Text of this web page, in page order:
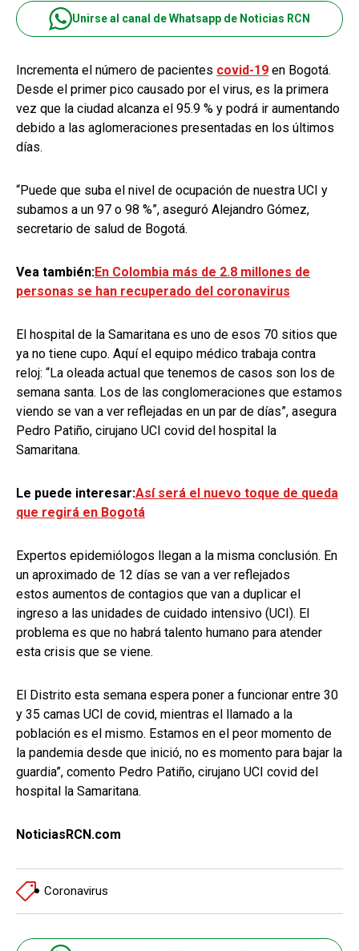
Unirse al canal de Whatsapp de Noticias RCN
Incrementa el número de pacientes covid-19 en Bogotá.
Desde el primer pico causado por el virus, es la primera
vez que la ciudad alcanza el 95.9 % y podrá ir aumentando
debido a las aglomeraciones presentadas en los últimos
días.
“Puede que suba el nivel de ocupación de nuestra UCI y
subamos a un 97 o 98 %”, aseguró Alejandro Gómez,
secretario de salud de Bogotá.
Vea también:En Colombia más de 2.8 millones de
personas se han recuperado del coronavirus
El hospital de la Samaritana es uno de esos 70 sitios que
ya no tiene cupo. Aquí el equipo médico trabaja contra
reloj: “La oleada actual que tenemos de casos son los de
semana santa. Los de las conglomeraciones que estamos
viendo se van a ver reflejadas en un par de días”, asegura
Pedro Patiño, cirujano UCI covid del hospital la
Samaritana.
Le puede interesar:Así será el nuevo toque de queda
que regirá en Bogotá
Expertos epidemiólogos llegan a la misma conclusión. En
un aproximado de 12 días se van a ver reflejados
estos aumentos de contagios que van a duplicar el
ingreso a las unidades de cuidado intensivo (UCI). El
problema es que no habrá talento humano para atender
esta crisis que se viene.
El Distrito esta semana espera poner a funcionar entre 30
y 35 camas UCI de covid, mientras el llamado a la
población es el mismo. Estamos en el peor momento de
la pandemia desde que inició, no es momento para bajar la
guardia”, comento Pedro Patiño, cirujano UCI covid del
hospital la Samaritana.
NoticiasRCN.com
Coronavirus